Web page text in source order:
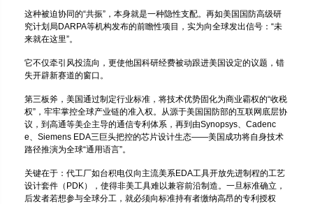
这种被迫协同的“共振”，本身就是一种隐性支配。再如美国国防高级研
究计划局DARPA等机构发布的前瞻性项目，实为向全球发出信号：“未
来就在这里”。
它不仅牵引风投流向，更使他国科研经费被动跟进美国设定的议题，错
失开辟新赛道的窗口。
第三板斧，美国通过制定行业标准，将技术优势固化为商业霸权的“收税
权”，牢牢掌控全球产业链的准入权。从源于美国国防部的互联网底层协
议，到高通等美企主导的通信专利体系，再到由Synopsys、Cadenc
e、Siemens EDA三巨头把控的芯片设计生态——美国成功将自身技术
路径推演为全球“通用语言”。
关键在于：代工厂如台积电仅向主流美系EDA工具开放先进制程的工艺
设计套件（PDK），使得非美工具难以兼容前沿制造。一旦标准确立，
后发者若想参与全球分工，就必须向标准持有者缴纳高昂的专利授权